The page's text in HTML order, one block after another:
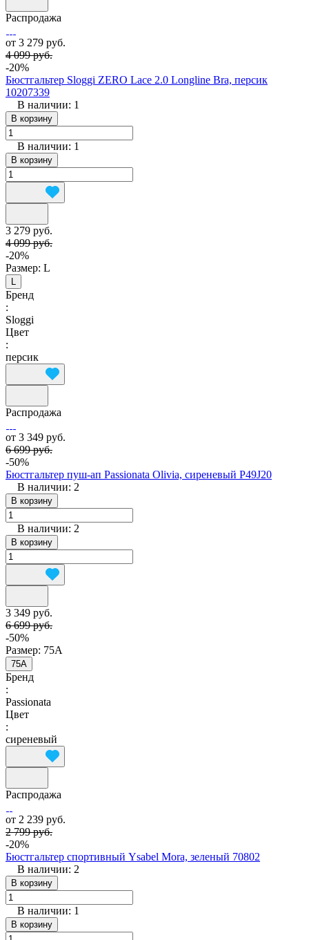
Распродажа
от 3 279 руб.
4 099 руб.
-20%
Бюстгальтер Sloggi ZERO Lace 2.0 Longline Bra, персик
10207339
В наличии: 1
В корзину
В наличии: 1
В корзину
3 279 руб.
4 099 руб.
-20%
Размер: L
L
Бренд
:
Sloggi
Цвет
:
персик
Распродажа
от 3 349 руб.
6 699 руб.
-50%
Бюстгальтер пуш-ап Passionata Olivia, сиреневый P49J20
В наличии: 2
В корзину
В наличии: 2
В корзину
3 349 руб.
6 699 руб.
-50%
Размер: 75A
75A
Бренд
:
Passionata
Цвет
:
сиреневый
Распродажа
от 2 239 руб.
2 799 руб.
-20%
Бюстгальтер спортивный Ysabel Mora, зеленый 70802
В наличии: 2
В корзину
В наличии: 1
В корзину